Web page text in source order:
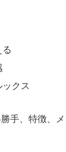
クス
手、特徴、